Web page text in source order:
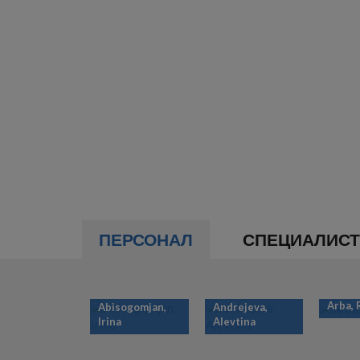
ПЕРСОНАЛ
Abisogomjan,
Irina
Andrejeva,
Alevtina
Arba,
НУМЕРАЦИЯ